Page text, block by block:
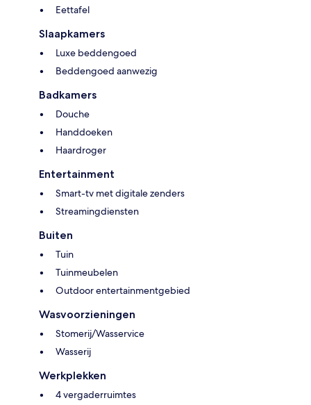
Eettafel
Slaapkamers
Luxe beddengoed
Beddengoed aanwezig
Badkamers
Douche
Handdoeken
Haardroger
Entertainment
Smart-tv met digitale zenders
Streamingdiensten
Buiten
Tuin
Tuinmeubelen
Outdoor entertainmentgebied
Wasvoorzieningen
Stomerij/Wasservice
Wasserij
Werkplekken
4 vergaderruimtes